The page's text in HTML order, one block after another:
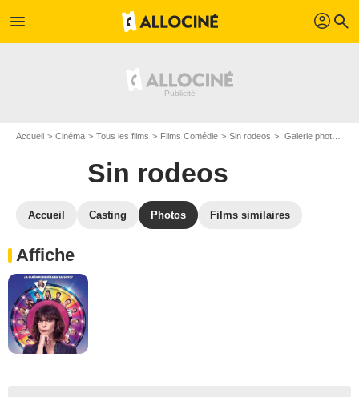
menu profil search
Accueil Cinéma Tous les films Films Comédie Sin rodeos Galerie photos du film Sin rodeos
Sin rodeos
Accueil Casting Photos Films similaires
Affiche